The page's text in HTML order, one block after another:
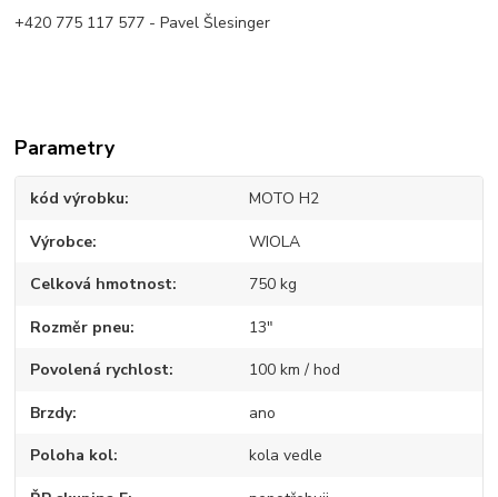
+420 775 117 577 - Pavel Šlesinger
Parametry
kód výrobku MOTO H2
Výrobce WIOLA
Celková hmotnost 750 kg
Rozměr pneu 13"
Povolená rychlost 100 km / hod
Brzdy ano
Poloha kol kola vedle